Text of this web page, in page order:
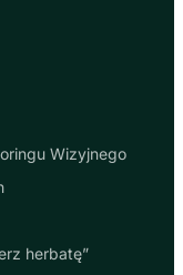
Wizyjnego
herbatę”